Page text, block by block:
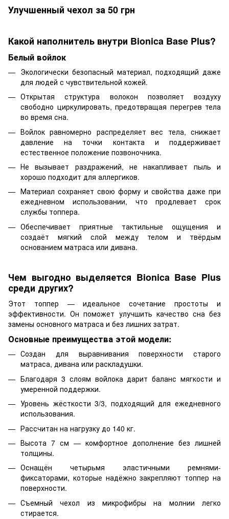
Улучшенный чехол за 50 грн
Какой наполнитель внутри Bionica Base Plus?
Белый войлок
Экологически безопасный материал, подходящий даже
для людей с чувствительной кожей.
Открытая структура волокон позволяет воздуху
свободно циркулировать, предотвращая перегрев тела
во время сна.
Войлок равномерно распределяет вес тела, снижает
давление на точки контакта и поддерживает
естественное положение позвоночника.
Не вызывает раздражений, не накапливает пыль и
хорошо подходит для аллергиков.
Материал сохраняет свою форму и свойства даже при
ежедневном использовании, что продлевает срок
службы топпера.
Обеспечивает приятные тактильные ощущения и
создаёт мягкий слой между телом и твёрдым
основанием матраса или дивана.
Чем выгодно выделяется Bionica Base Plus
среди других?
Этот топпер — идеальное сочетание простоты и
эффективности. Он поможет улучшить качество сна без
замены основного матраса и без лишних затрат.
Основные преимущества этой модели:
Создан для выравнивания поверхности старого
матраса, дивана или раскладушки.
Благодаря 3 слоям войлока дарит баланс мягкости и
умеренной поддержки.
Уровень жёсткости 3/3, подходящий для ежедневного
использования.
Рассчитан на нагрузку до 140 кг.
Высота 7 см — комфортное дополнение без лишней
толщины.
Оснащён четырьмя эластичными ремнями-
фиксаторами, которые надёжно закрепляют топпер на
поверхности.
Съемный чехол из микрофибры на молнии легко
стирается.